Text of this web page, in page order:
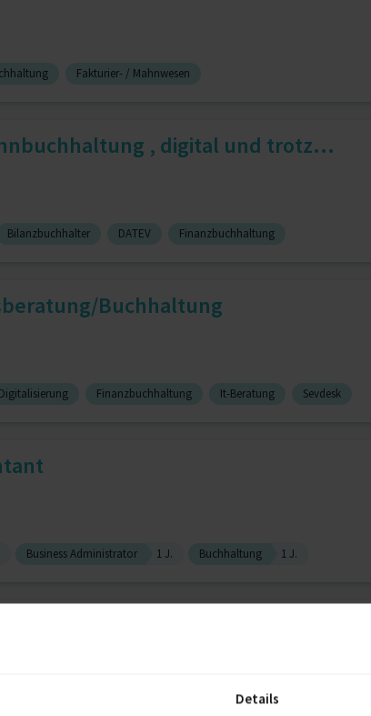
Details
Fakturier- / Mahnwesen
, digital und trotz...
Bilanzbuchhalter DATEV Finanzbuchhaltung
Buchhaltung
Digitalisierung Finanzbuchhaltung It-Beratung Sevdesk
Business Administrator 1 J. Buchhaltung 1 J.